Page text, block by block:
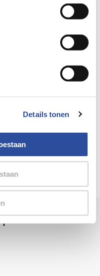
Privacyverklaring
Details tonen